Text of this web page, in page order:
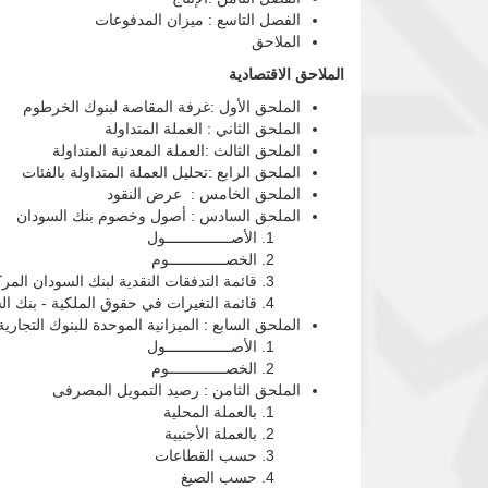
الفصل التاسع : ميزان المدفوعات
الملاحق
الملاحق الاقتصادية
الملحق الأول :غرفة المقاصة لبنوك الخرطوم
الملحق الثاني : العملة المتداولة
الملحق الثالث :العملة المعدنية المتداولة
الملحق الرابع :تحليل العملة المتداولة بالفئات
الملحق الخامس : عرض النقود
الملحق السادس : أصول وخصوم بنك السودان
الأصـــــــــــــــول
الخصـــــــــــــوم
قائمة التدفقات النقدية لبنك السودان
قائمة التغيرات في حقوق الملكية - بنك
الملحق السابع : الميزانية الموحدة للبنوك
الأصـــــــــــــــول
الخصـــــــــــــوم
الملحق الثامن : رصيد التمويل المصرفى
بالعملة المحلية
بالعملة الأجنبية
حسب القطاعات
حسب الصيغ